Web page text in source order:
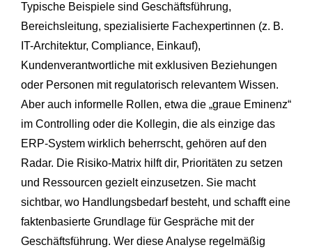
Typische Beispiele sind Geschäftsführung,
Bereichsleitung, spezialisierte Fachexpertinnen (z. B.
IT-Architektur, Compliance, Einkauf),
Kundenverantwortliche mit exklusiven Beziehungen
oder Personen mit regulatorisch relevantem Wissen.
Aber auch informelle Rollen, etwa die „graue Eminenz“
im Controlling oder die Kollegin, die als einzige das
ERP-System wirklich beherrscht, gehören auf den
Radar. Die Risiko-Matrix hilft dir, Prioritäten zu setzen
und Ressourcen gezielt einzusetzen. Sie macht
sichtbar, wo Handlungsbedarf besteht, und schafft eine
faktenbasierte Grundlage für Gespräche mit der
Geschäftsführung. Wer diese Analyse regelmäßig